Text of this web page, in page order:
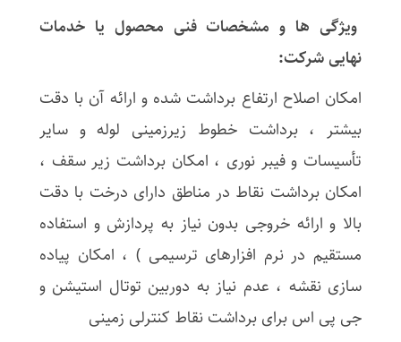
ویژگی ها و مشخصات فنی محصول یا خدمات
نهایی شرکت:
امکان اصلاح ارتفاع برداشت شده و ارائه آن با دقت
بیشتر ، برداشت خطوط زیرزمینی لوله و سایر
تأسیسات و فیبر نوری ، امکان برداشت زیر سقف ،
امکان برداشت نقاط در مناطق دارای درخت با دقت
بالا و ارائه خروجی بدون نیاز به پردازش و استفاده
مستقیم در نرم افزارهای ترسیمی ) ، امکان پیاده
سازی نقشه ، عدم نیاز به دوربین توتال استیشن و
جی پی اس برای برداشت نقاط کنترلی زمینی